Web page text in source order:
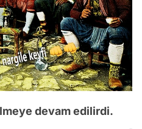
devam edilirdi.